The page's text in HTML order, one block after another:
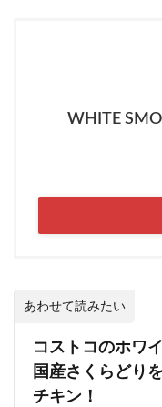
WHITE
あわせて読みたい
コストコのホワ
国産さくらどり
チキン！